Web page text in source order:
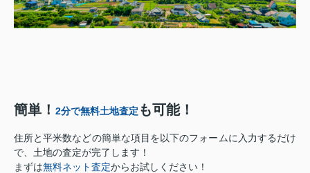
簡単！ 2分で無料土地査定 も可能！
住所と平米数などの簡単な項目を以下のフォームに入力するだけ
で、土地の査定が完了します！
まずは無料ネット査定からお試しください！